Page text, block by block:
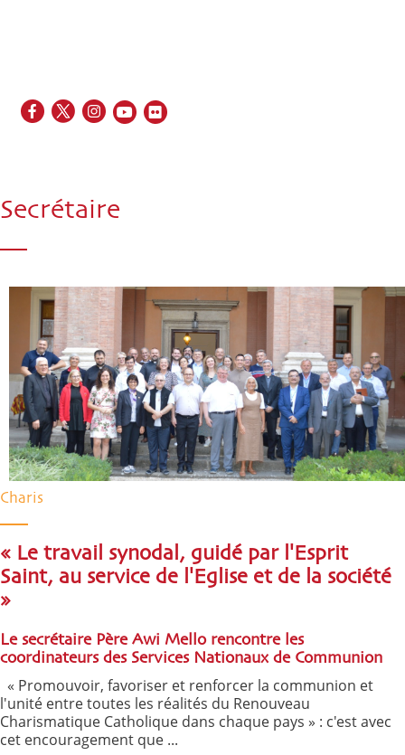
Secrétaire
Charis
« Le travail synodal, guidé par l'Esprit
Saint, au service de l'Eglise et de la société
»
Le secrétaire Père Awi Mello rencontre les
coordinateurs des Services Nationaux de Communion
« Promouvoir, favoriser et renforcer la communion et
l'unité entre toutes les réalités du Renouveau
Charismatique Catholique dans chaque pays » : c'est avec
cet encouragement que ...